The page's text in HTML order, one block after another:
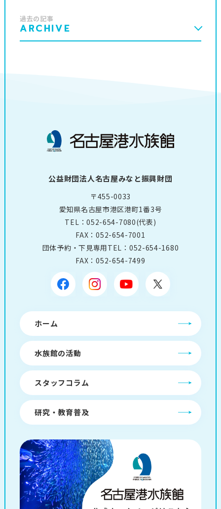
過去の記事
ARCHIVE
公益財団法人名古屋みなと振興財団
〒455-0033
愛知県名古屋市港区港町1番3号
TEL：052-654-7080(代表)
FAX：052-654-7001
団体予約・下見専用TEL： 052-654-1680
FAX：052-654-7499
ホーム
水族館の活動
スタッフコラム
研究・教育普及